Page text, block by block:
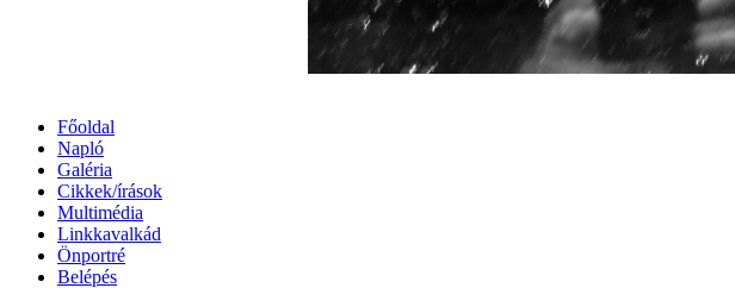
Főoldal
Napló
Galéria
Cikkek/írások
Multimédia
Linkkavalkád
Önportré
Belépés